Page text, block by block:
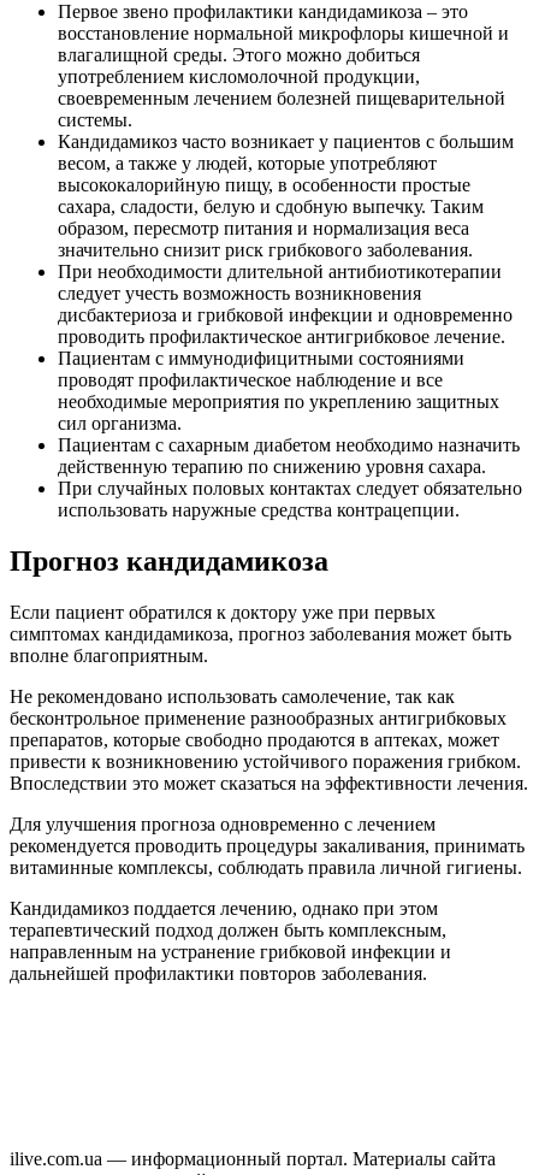
Первое звено профилактики кандидамикоза – это
восстановление нормальной микрофлоры кишечной и
влагалищной среды. Этого можно добиться
употреблением кисломолочной продукции,
своевременным лечением болезней пищеварительной
системы.
Кандидамикоз часто возникает у пациентов с большим
весом, а также у людей, которые употребляют
высококалорийную пищу, в особенности простые
сахара, сладости, белую и сдобную выпечку. Таким
образом, пересмотр питания и нормализация веса
значительно снизит риск грибкового заболевания.
При необходимости длительной антибиотикотерапии
следует учесть возможность возникновения
дисбактериоза и грибковой инфекции и одновременно
проводить профилактическое антигрибковое лечение.
Пациентам с иммунодифицитными состояниями
проводят профилактическое наблюдение и все
необходимые мероприятия по укреплению защитных
сил организма.
Пациентам с сахарным диабетом необходимо назначить
действенную терапию по снижению уровня сахара.
При случайных половых контактах следует обязательно
использовать наружные средства контрацепции.
Прогноз кандидамикоза
Если пациент обратился к доктору уже при первых
симптомах кандидамикоза, прогноз заболевания может быть
вполне благоприятным.
Не рекомендовано использовать самолечение, так как
бесконтрольное применение разнообразных антигрибковых
препаратов, которые свободно продаются в аптеках, может
привести к возникновению устойчивого поражения грибком.
Впоследствии это может сказаться на эффективности лечения.
Для улучшения прогноза одновременно с лечением
рекомендуется проводить процедуры закаливания, принимать
витаминные комплексы, соблюдать правила личной гигиены.
Кандидамикоз поддается лечению, однако при этом
терапевтический подход должен быть комплексным,
направленным на устранение грибковой инфекции и
дальнейшей профилактики повторов заболевания.
ilive.com.ua — информационный портал. Материалы сайта